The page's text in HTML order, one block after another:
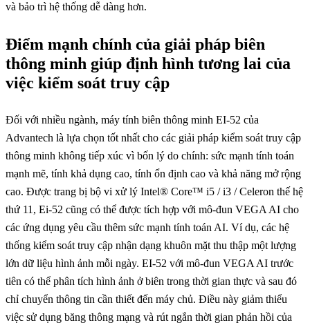
và bảo trì hệ thống dễ dàng hơn.
Điểm mạnh chính của giải pháp biên
thông minh giúp định hình tương lai của
việc kiểm soát truy cập
Đối với nhiều ngành, máy tính biên thông minh EI-52 của
Advantech là lựa chọn tốt nhất cho các giải pháp kiểm soát truy cập
thông minh không tiếp xúc vì bốn lý do chính: sức mạnh tính toán
mạnh mẽ, tính khả dụng cao, tính ổn định cao và khả năng mở rộng
cao. Được trang bị bộ vi xử lý Intel® Core™ i5 / i3 / Celeron thế hệ
thứ 11, Ei-52 cũng có thể được tích hợp với mô-đun VEGA AI cho
các ứng dụng yêu cầu thêm sức mạnh tính toán AI. Ví dụ, các hệ
thống kiểm soát truy cập nhận dạng khuôn mặt thu thập một lượng
lớn dữ liệu hình ảnh mỗi ngày. EI-52 với mô-đun VEGA AI trước
tiên có thể phân tích hình ảnh ở biên trong thời gian thực và sau đó
chỉ chuyển thông tin cần thiết đến máy chủ. Điều này giảm thiểu
việc sử dụng băng thông mạng và rút ngắn thời gian phản hồi của